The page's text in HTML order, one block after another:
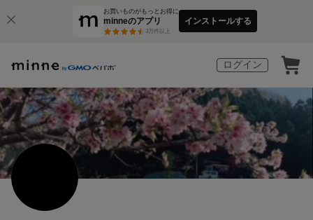
お買いものがもっとお得に
minneのアプリ
3万件以上
インストールする
ログイン